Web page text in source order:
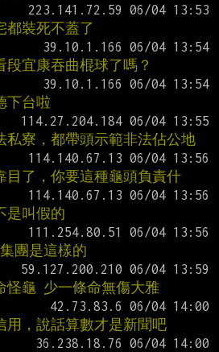
都裝死不蓋了
段宜康吞曲棍球了嗎？
下台啦
私寮，都帶頭示範非法佔公地
目了，你要這種龜頭負責什
是叫假的
團是這樣的
怪龜 少一條命無傷大雅
用，說話算數才是新聞吧